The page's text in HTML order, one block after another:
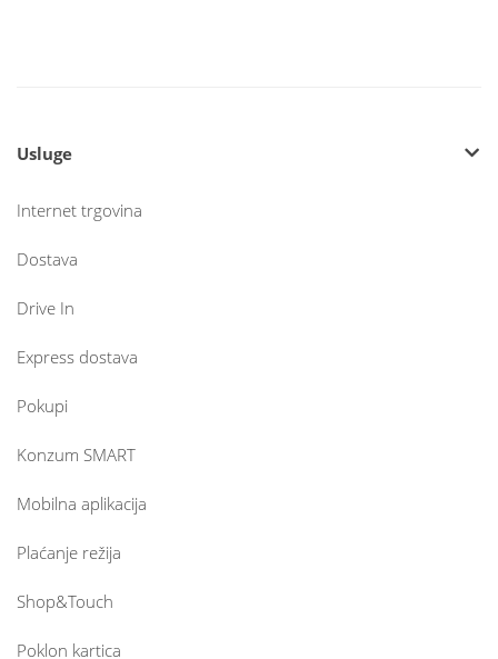
Usluge
Internet trgovina
Dostava
Drive In
Express dostava
Pokupi
Konzum SMART
Mobilna aplikacija
Plaćanje režija
Shop&Touch
Poklon kartica